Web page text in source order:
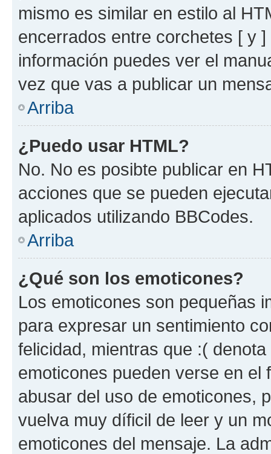
mismo es similar en estilo al
encerrados entre corchetes [ y
información puedes ver el
vez que vas a publicar un
Arriba
¿Puedo usar HTML?
No. No es posibte publicar en
acciones que se pueden
aplicados utilizando BBCodes.
Arriba
¿Qué son los emoticones?
Los emoticones son pequeñas
para expresar un sentimiento
felicidad, mientras que :(
emoticones pueden verse en el
abusar del uso de emoticones,
vuelva muy díficil de leer y un
emoticones del mensaje. La